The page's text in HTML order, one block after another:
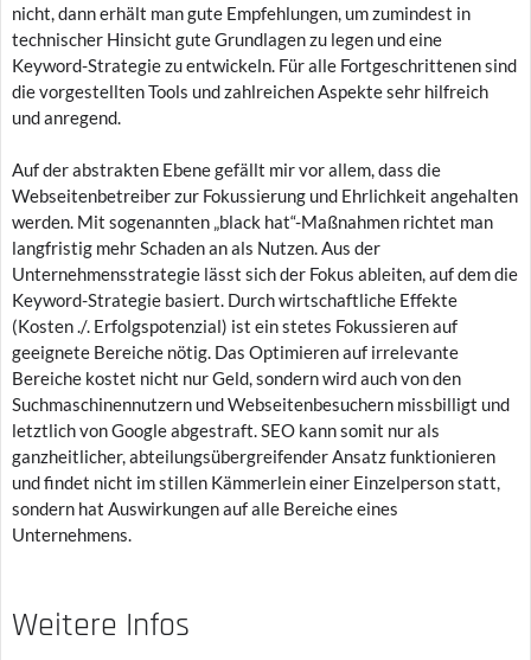
nicht, dann erhält man gute Empfehlungen, um zumindest in
technischer Hinsicht gute Grundlagen zu legen und eine
Keyword-Strategie zu entwickeln. Für alle Fortgeschrittenen sind
die vorgestellten Tools und zahlreichen Aspekte sehr hilfreich
und anregend.
Auf der abstrakten Ebene gefällt mir vor allem, dass die
Webseitenbetreiber zur Fokussierung und Ehrlichkeit angehalten
werden. Mit sogenannten „black hat“-Maßnahmen richtet man
langfristig mehr Schaden an als Nutzen. Aus der
Unternehmensstrategie lässt sich der Fokus ableiten, auf dem die
Keyword-Strategie basiert. Durch wirtschaftliche Effekte
(Kosten ./. Erfolgspotenzial) ist ein stetes Fokussieren auf
geeignete Bereiche nötig. Das Optimieren auf irrelevante
Bereiche kostet nicht nur Geld, sondern wird auch von den
Suchmaschinennutzern und Webseitenbesuchern missbilligt und
letztlich von Google abgestraft. SEO kann somit nur als
ganzheitlicher, abteilungsübergreifender Ansatz funktionieren
und findet nicht im stillen Kämmerlein einer Einzelperson statt,
sondern hat Auswirkungen auf alle Bereiche eines
Unternehmens.
Weitere Infos